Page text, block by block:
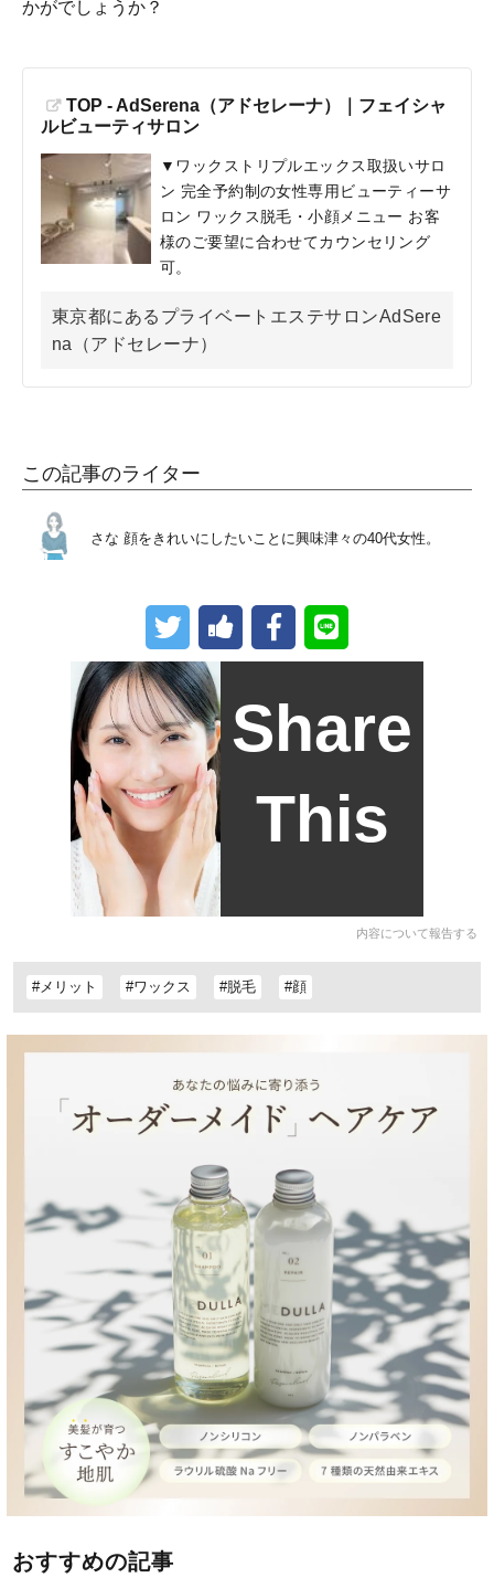
かがでしょうか？
TOP - AdSerena（アドセレーナ）｜フェイシャ
ルビューティサロン
▼ワックストリプルエックス取扱いサロ
ン 完全予約制の女性専用ビューティーサ
ロン ワックス脱毛・小顔メニュー お客
様のご要望に合わせてカウンセリング
可。
東京都にあるプライベートエステサロンAdSere
na（アドセレーナ）
この記事のライター
さな 顔をきれいにしたいことに興味津々の40代女性。
Share
This
内容について報告する
#メリット #ワックス #脱毛 #顔
おすすめの記事